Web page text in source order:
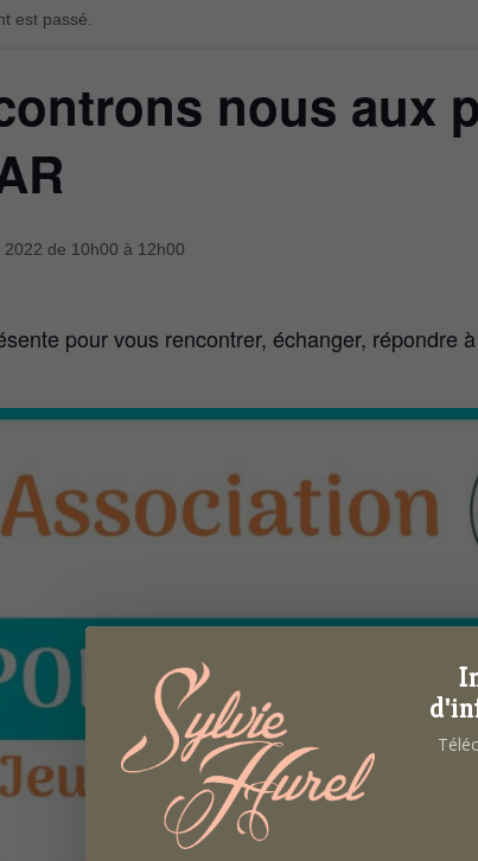
est passé.
nous aux
de 10h00 à 12h00
pour vous rencontrer, échanger, répondre